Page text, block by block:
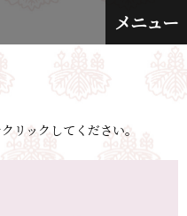
メニュー
リックしてください。